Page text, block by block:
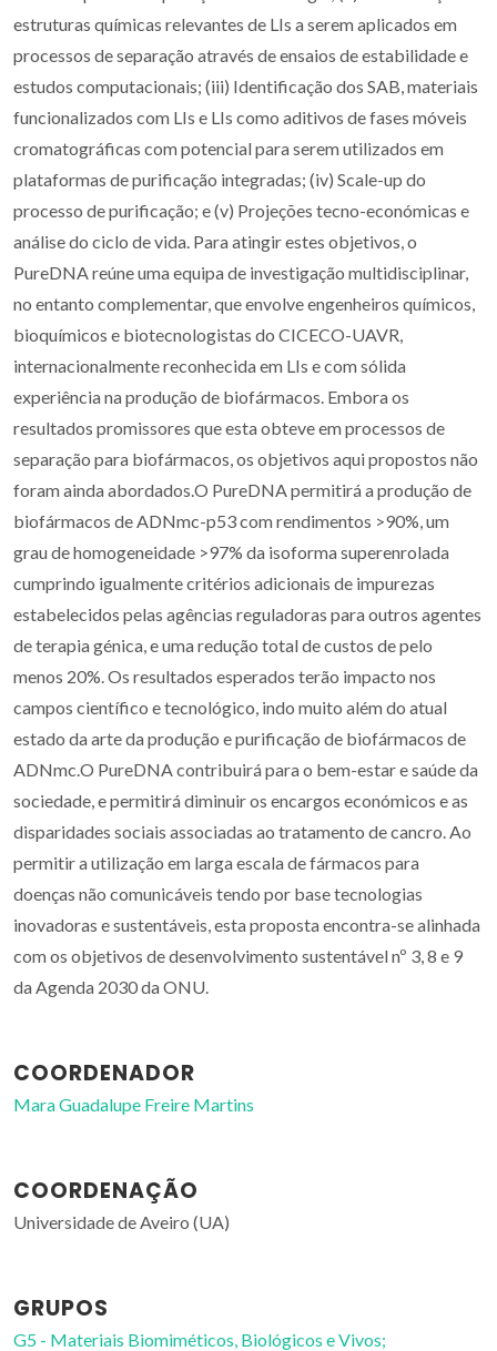
estruturas químicas relevantes de LIs a serem aplicados em
processos de separação através de ensaios de estabilidade e
estudos computacionais; (iii) Identificação dos SAB, materiais
funcionalizados com LIs e LIs como aditivos de fases móveis
cromatográficas com potencial para serem utilizados em
plataformas de purificação integradas; (iv) Scale-up do
processo de purificação; e (v) Projeções tecno-económicas e
análise do ciclo de vida. Para atingir estes objetivos, o
PureDNA reúne uma equipa de investigação multidisciplinar,
no entanto complementar, que envolve engenheiros químicos,
bioquímicos e biotecnologistas do CICECO-UAVR,
internacionalmente reconhecida em LIs e com sólida
experiência na produção de biofármacos. Embora os
resultados promissores que esta obteve em processos de
separação para biofármacos, os objetivos aqui propostos não
foram ainda abordados.O PureDNA permitirá a produção de
biofármacos de ADNmc-p53 com rendimentos >90%, um
grau de homogeneidade >97% da isoforma superenrolada
cumprindo igualmente critérios adicionais de impurezas
estabelecidos pelas agências reguladoras para outros agentes
de terapia génica, e uma redução total de custos de pelo
menos 20%. Os resultados esperados terão impacto nos
campos científico e tecnológico, indo muito além do atual
estado da arte da produção e purificação de biofármacos de
ADNmc.O PureDNA contribuirá para o bem-estar e saúde da
sociedade, e permitirá diminuir os encargos económicos e as
disparidades sociais associadas ao tratamento de cancro. Ao
permitir a utilização em larga escala de fármacos para
doenças não comunicáveis tendo por base tecnologias
inovadoras e sustentáveis, esta proposta encontra-se alinhada
com os objetivos de desenvolvimento sustentável nº 3, 8 e 9
da Agenda 2030 da ONU.
COORDENADOR
Mara Guadalupe Freire Martins
COORDENAÇÃO
Universidade de Aveiro (UA)
GRUPOS
G5 - Materiais Biomiméticos, Biológicos e Vivos;